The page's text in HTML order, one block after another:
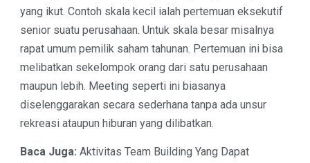
yang ikut. Contoh skala kecil ialah pertemuan eksekutif
senior suatu perusahaan. Untuk skala besar misalnya
rapat umum pemilik saham tahunan. Pertemuan ini bisa
melibatkan sekelompok orang dari satu perusahaan
maupun lebih. Meeting seperti ini biasanya
diselenggarakan secara sederhana tanpa ada unsur
rekreasi ataupun hiburan yang dilibatkan.
Baca Juga: Aktivitas Team Building Yang Dapat